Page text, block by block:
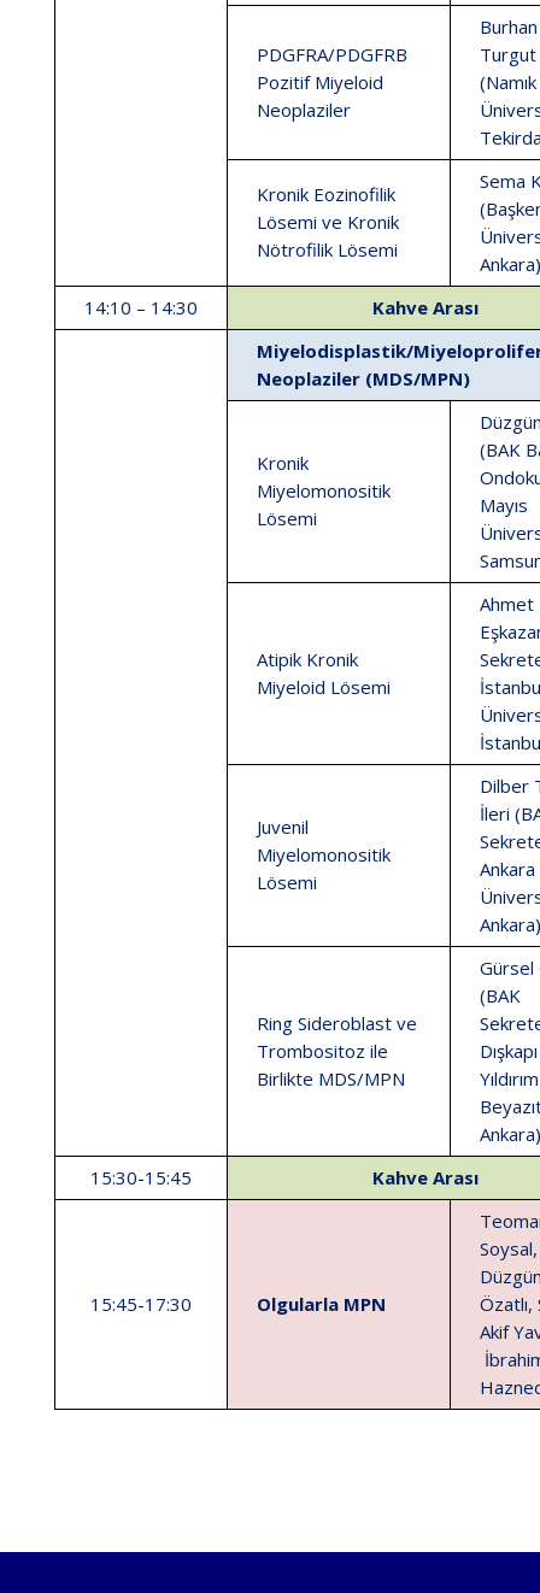
PDGFRA/PDGFRB
Pozitif Miyeloid
Neoplaziler
Burhan
Turgut
Kronik Eozinofilik
Lösemi ve Kronik
Nötrofilik Lösemi
Sema
Ankara)
14:10 – 14:30
Kahve Arası
Miyelodisplastik/
Neoplaziler (MDS/MPN)
Kronik
Miyelomonositik
Lösemi
(BAK
Mayıs
Atipik Kronik
Miyeloid Lösemi
Ahmet
Juvenil
Miyelomonositik
Lösemi
Dilber
İleri
Ankara
Ankara)
Ring Sideroblast ve
Trombositoz ile
Birlikte MDS/MPN
Gürsel
(BAK
Dışkapı
Yıldırım
Ankara)
15:30-15:45
Kahve Arası
15:45-17:30 Olgularla MPN
Soysal,
Özatlı,
Akif